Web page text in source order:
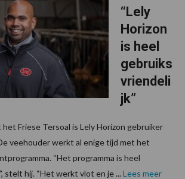
“Lely
Horizon
is heel
gebruiks
vriendeli
jk”
het Friese Tersoal is Lely Horizon gebruiker
veehouder werkt al enige tijd met het
“Het programma is heel
stelt hij. “Het werkt vlot en je ... Lees meer